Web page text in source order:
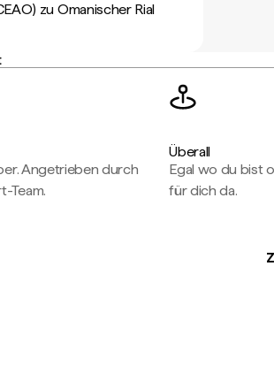
zu Omanischer Rial
Angetrieben durch
Team.
Überall
Egal wo du bist
für dich da.